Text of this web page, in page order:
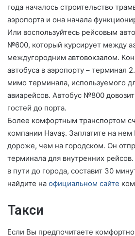
года началось строительство
аэропорта и она начала
Или воспользуйтесь рейсовым
№600, который курсирует между
междугородним автовокзалом.
автобуса в аэропорту – терминал
мимо терминала, используемого
авиарейсов. Автобус №800
гостей до порта.
Более комфортным транспортом
компании Havaş. Заплатите на нем
дороже, чем на городском. Он
терминала для внутренних
в пути до города, составит 30
найдите на официальном сайте
Такси
Если Вы предпочитаете